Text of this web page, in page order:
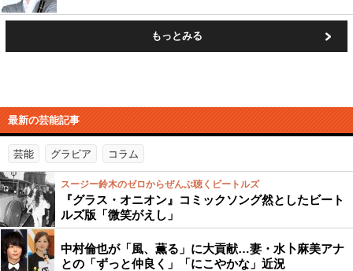
もっとみる
最新の芸能記事
芸能 グラビア コラム
スージー鈴木のゼロからぜんぶ聴くビートルズ
『グラス・オニオン』コミックソング然としたビート
ルズ版「微笑がえし」
中村倫也が「風、薫る」に大貢献…妻・水卜麻美アナ
との「ずっと仲良く」「にこやかな」近況